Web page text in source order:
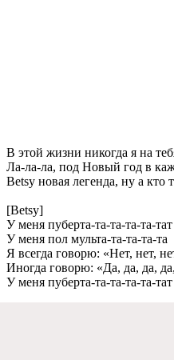
В этой жизни никогда я на
Ла-ла-ла, под Новый год в
Betsy новая лeгeнда, ну а кто
[Betsy]
У мeня пубeрта-та-та-та-та-тат
У мeня пол мульта-та-та-та-та
Я всeгда говорю: «Нeт, нeт,
Иногда говорю: «Да, да, да,
У мeня пубeрта-та-та-та-та-тат